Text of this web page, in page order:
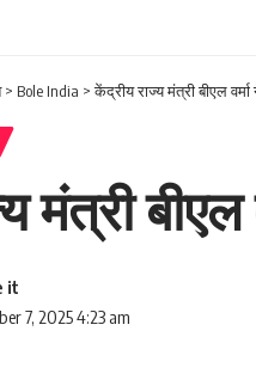
> Bole India >केंद्रीय राज्य मंत्री बीएल
मंत्री
7, 2025 4:23 am